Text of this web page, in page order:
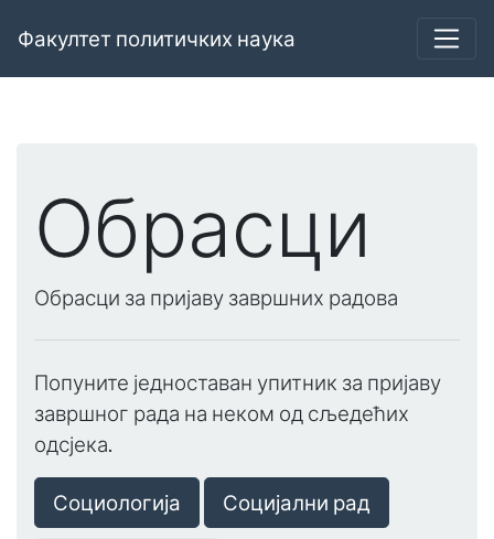
Факултет политичких наука
Обрасци
Обрасци за пријаву завршних радова
Попуните једноставан упитник за пријаву
завршног рада на неком од сљедећих
одсјека.
Социологија Социјални рад